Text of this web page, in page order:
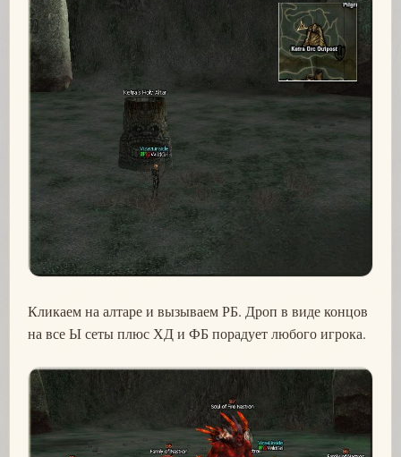
Кликаем на алтаре и вызываем РБ. Дроп в виде концов
на все Ы сеты плюс ХД и ФБ порадует любого игрока.